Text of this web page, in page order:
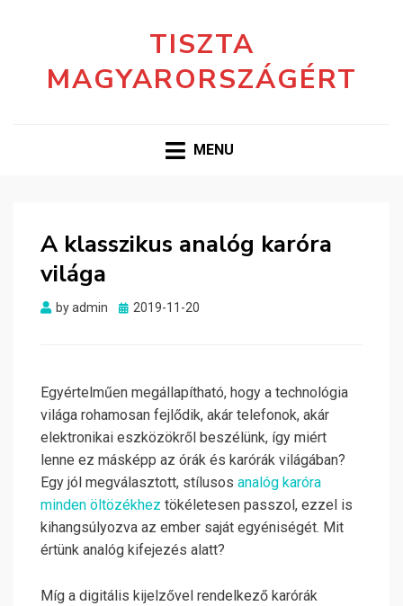
TISZTA
MAGYARORSZÁGÉRT
MENU
A klasszikus analóg karóra
világa
byadmin
Posted
2019-11-20
Egyértelműen megállapítható, hogy a technológia
világa rohamosan fejlődik, akár telefonok, akár
elektronikai eszközökről beszélünk, így miért
lenne ez másképp az órák és karórák világában?
Egy jól megválasztott, stílusos analóg karóra
minden öltözékhez tökéletesen passzol, ezzel is
kihangsúlyozva az ember saját egyéniségét. Mit
értünk analóg kifejezés alatt?
Míg a digitális kijelzővel rendelkező karórák